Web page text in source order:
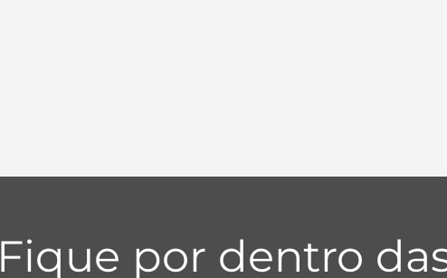
Fique por dentro